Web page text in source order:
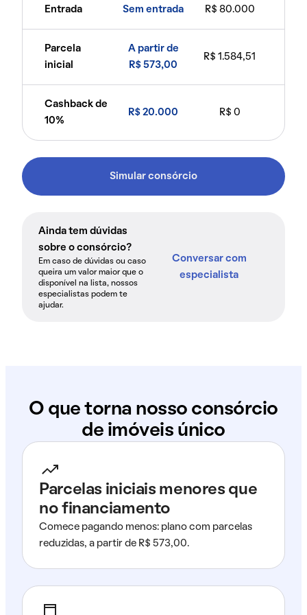
Entrada Sem entrada R$ 80.000
Parcela
inicial
A partir de
R$ 573,00
R$ 1.584,51
Cashback de
10%
R$ 20.000 R$ 0
Simular consórcio
Ainda tem dúvidas
sobre o consórcio?
Em caso de dúvidas ou caso
queira um valor maior que o
disponível na lista, nossos
especialistas podem te
ajudar.
Conversar com
especialista
O que torna nosso consórcio
de imóveis único
Parcelas iniciais menores que
no financiamento
Comece pagando menos: plano com parcelas
reduzidas, a partir de R$ 573,00.